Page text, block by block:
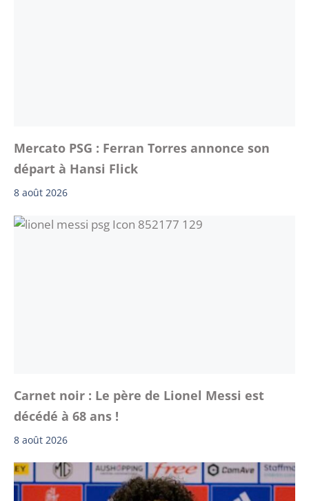
Mercato PSG : Ferran Torres annonce son
départ à Hansi Flick
8 août 2026
Carnet noir : Le père de Lionel Messi est
décédé à 68 ans !
8 août 2026